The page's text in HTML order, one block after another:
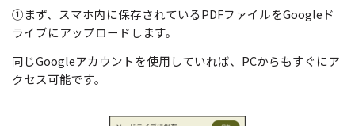
①まず、スマホ内に保存されているPDFファイルをGoogleド
ライブにアップロードします。
同じGoogleアカウントを使用していれば、PCからもすぐにア
クセス可能です。